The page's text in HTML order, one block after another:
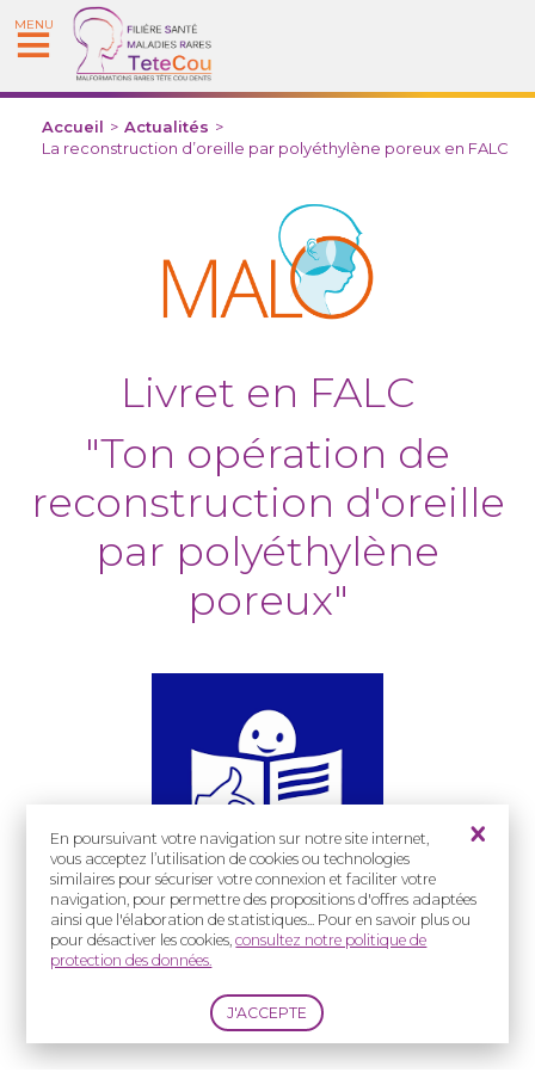
En poursuivant votre navigation sur notre site internet,
vous acceptez l’utilisation de cookies ou technologies
similaires pour sécuriser votre connexion et faciliter votre
navigation, pour permettre des propositions d'offres adaptées
ainsi que l'élaboration de statistiques... Pour en savoir plus ou
pour désactiver les cookies,consultez notre politique de
protection des données.
MENU
Accueil > Actualités >
La reconstruction d’oreille par polyéthylène poreux en FALC
Livret en FALC
"Ton opération de
reconstruction d'oreille
par polyéthylène
poreux"
Guide pratique à destination des enfants